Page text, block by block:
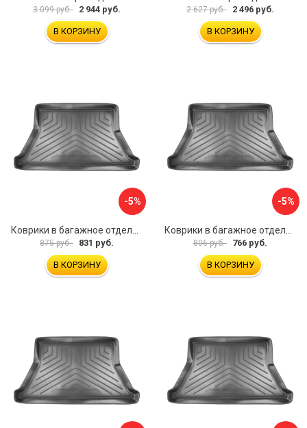
3 099 руб. 2 944 руб.
В КОРЗИНУ
2 627 руб. 2 496 руб.
В КОРЗИНУ
-5%
875 руб. 831 руб.
В КОРЗИНУ
-5%
806 руб. 766 руб.
В КОРЗИНУ